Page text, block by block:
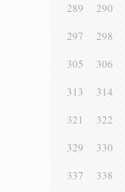
289
290
297
298
305
306
313
314
321
322
329
330
337
338